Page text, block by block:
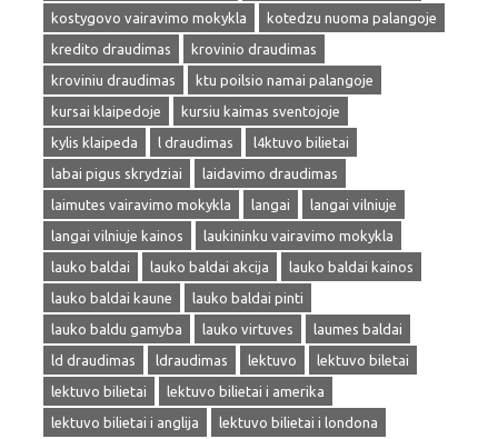
kostygovo vairavimo mokykla
kotedzu nuoma palangoje
kredito draudimas
krovinio draudimas
kroviniu draudimas
ktu poilsio namai palangoje
kursai klaipedoje
kursiu kaimas sventojoje
kylis klaipeda
l draudimas
l4ktuvo bilietai
labai pigus skrydziai
laidavimo draudimas
laimutes vairavimo mokykla
langai
langai vilniuje
langai vilniuje kainos
laukininku vairavimo mokykla
lauko baldai
lauko baldai akcija
lauko baldai kainos
lauko baldai kaune
lauko baldai pinti
lauko baldu gamyba
lauko virtuves
laumes baldai
ld draudimas
ldraudimas lektuvo
lektuvo biletai
lektuvo bilietai
lektuvo bilietai i amerika
lektuvo bilietai i anglija
lektuvo bilietai i londona